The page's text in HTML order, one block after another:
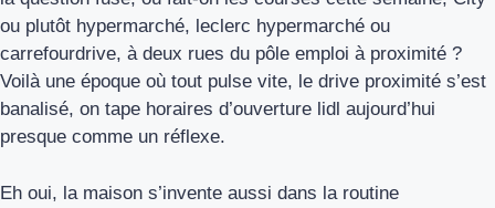
ou plutôt hypermarché, leclerc hypermarché ou
carrefourdrive, à deux rues du pôle emploi à proximité ?
Voilà une époque où tout pulse vite, le drive proximité s’est
banalisé, on tape horaires d’ouverture lidl aujourd’hui
presque comme un réflexe.
Eh oui, la maison s’invente aussi dans la routine